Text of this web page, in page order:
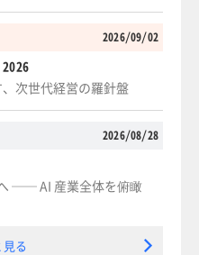
2026/09/02
次世代経営の羅針盤
2026/08/28
── AI 産業全体を俯瞰
る